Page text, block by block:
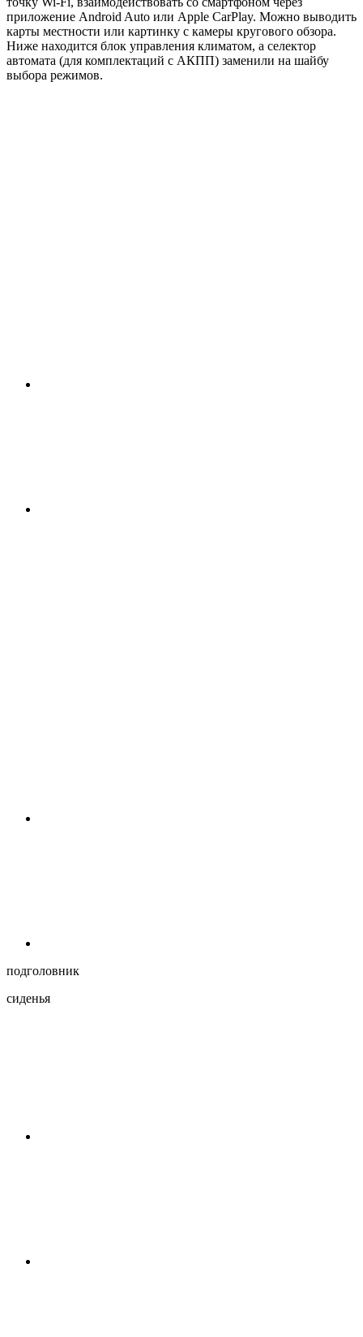
приложение Android Auto или Apple CarPlay. Можно выводить
карты местности или картинку с камеры кругового обзора.
Ниже находится блок управления климатом, а селектор
автомата (для комплектаций с АКПП) заменили на шайбу
выбора режимов.
подголовник
сиденья